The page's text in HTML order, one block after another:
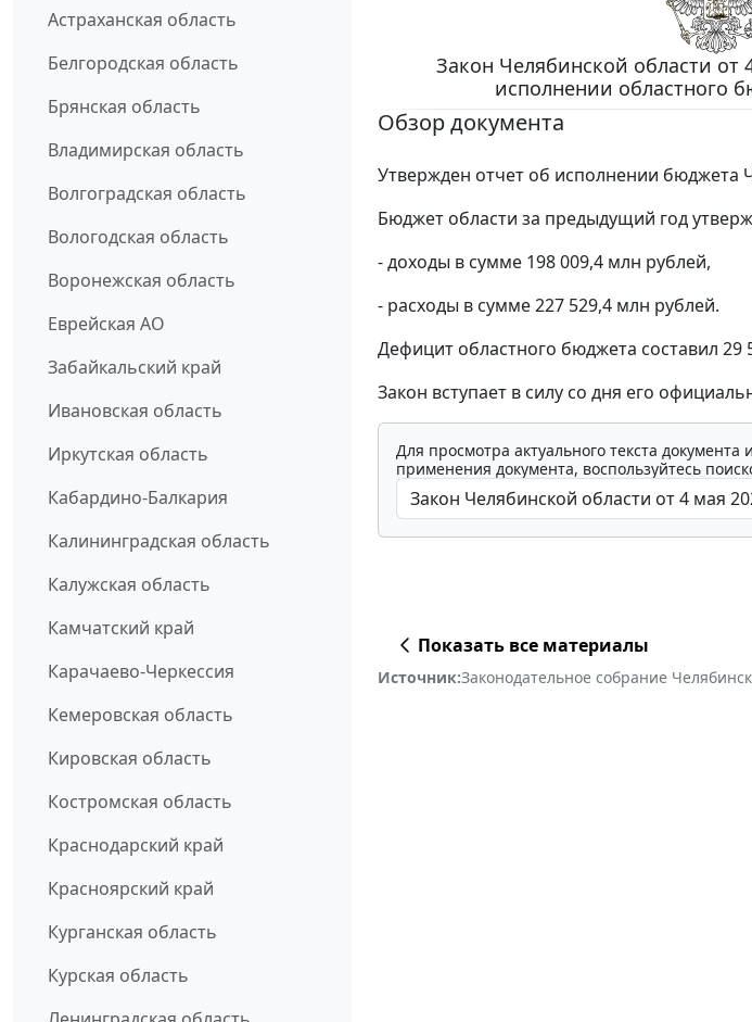
Астраханская область
Белгородская область
Брянская область
Владимирская область
Волгоградская область
Вологодская область
Воронежская область
Еврейская АО
Забайкальский край
Ивановская область
Иркутская область
Кабардино-Балкария
Калининградская область
Калужская область
Камчатский край
Карачаево-Черкессия
Кемеровская область
Кировская область
Костромская область
Краснодарский край
Красноярский край
Курганская область
Курская область
Закон Челябинской области от
исполнении областного
Обзор документа
Утвержден отчет об исполнении бюджета
Бюджет области за предыдущий год
- доходы в сумме 198 009,4 млн рублей,
- расходы в сумме 227 529,4 млн рублей.
Дефицит областного бюджета составил 29
Закон вступает в силу со дня его
Для просмотра актуального текста
применения документа, воспользуйтесь
Показать все материалы
Источник:Законодательное собрание